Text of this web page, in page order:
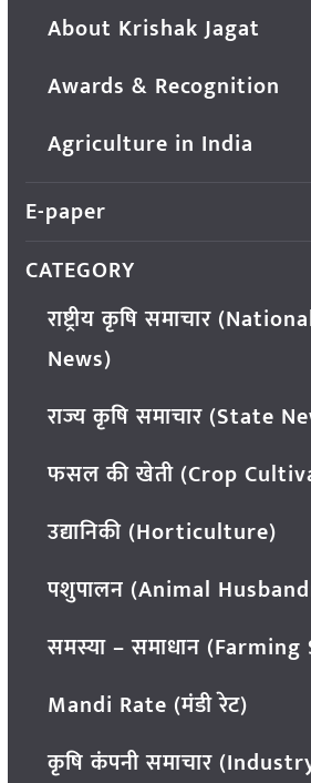
About Krishak Jagat
Awards & Recognition
Agriculture in India
E-paper
CATEGORY
राष्ट्रीय कृषि समाचार
News)
राज्य कृषि समाचार (State
फसल की खेती (Crop
उद्यानिकी (Horticulture)
पशुपालन (Animal
समस्या – समाधान
Mandi Rate (मंडी रेट)
कृषि कंपनी समाचार